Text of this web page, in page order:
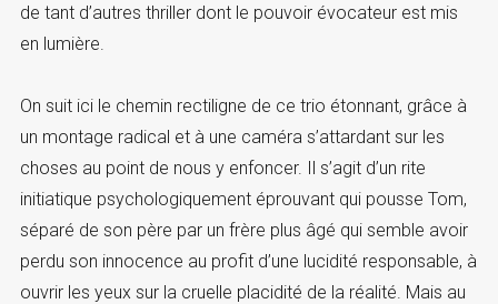
de tant d’autres thriller dont le pouvoir évocateur est mis
en lumière.
On suit ici le chemin rectiligne de ce trio étonnant, grâce à
un montage radical et à une caméra s’attardant sur les
choses au point de nous y enfoncer. Il s’agit d’un rite
initiatique psychologiquement éprouvant qui pousse Tom,
séparé de son père par un frère plus âgé qui semble avoir
perdu son innocence au profit d’une lucidité responsable, à
ouvrir les yeux sur la cruelle placidité de la réalité. Mais au